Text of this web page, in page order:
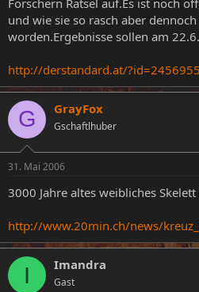
und wie sie so rasch aber
worden.Ergebnisse sollen am
http://derstandard.at/?id=2456955
G GrayFox
Gschaftlhuber
31. Mai 2006
3000 Jahre altes weibliches
http://www.20min.ch/news/
I Imandra
Gast